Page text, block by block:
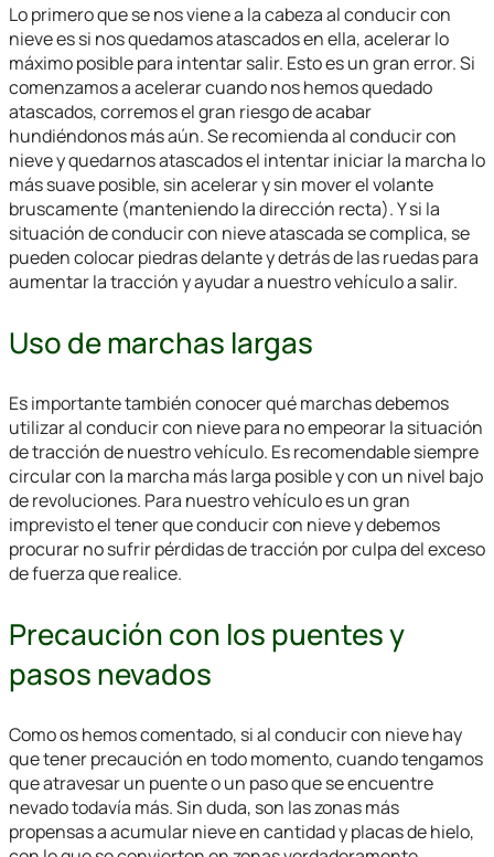
Lo primero que se nos viene a la cabeza alconducir con
nievees si nos quedamos atascados en ella, acelerar lo
máximo posible para intentar salir. Esto es un gran error. Si
comenzamos a acelerar cuando nos hemos quedado
atascados, corremos el gran riesgo de acabar
hundiéndonos más aún. Se recomienda alconducir con
nievey quedarnos atascados el intentar iniciar la marcha lo
más suave posible, sin acelerar y sin mover el volante
bruscamente (manteniendo la dirección recta). Y si la
situación deconducir con nieveatascada se complica, se
pueden colocar piedras delante y detrás de las ruedas para
aumentar la tracción y ayudar a nuestro vehículo a salir.
Uso de marchas largas
Es importante también conocer qué marchas debemos
utilizar alconducir con nievepara no empeorar la situación
de tracción de nuestro vehículo. Es recomendable siempre
circular con la marcha más larga posible y con un nivel bajo
de revoluciones. Para nuestro vehículo es un gran
imprevisto el tener queconducir con nievey debemos
procurar no sufrir pérdidas de tracción por culpa del exceso
de fuerza que realice.
Precaución con los puentes y
pasos nevados
Como os hemos comentado, si alconducir con nievehay
que tener precaución en todo momento, cuando tengamos
que atravesar un puente o un paso que se encuentre
nevado todavía más. Sin duda, son las zonas más
propensas a acumular nieve en cantidad y placas de hielo,